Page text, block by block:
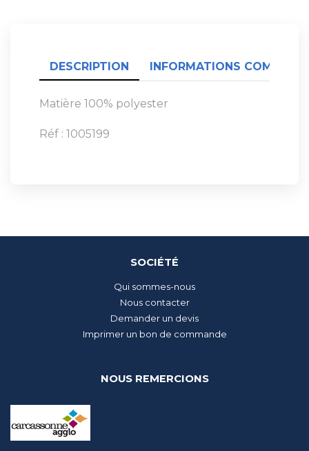
DESCRIPTION INFORMATIONS
Matière 100% polyester
Réf : 1005199
SOCIÉTÉ
Qui sommes-nous
Nous contacter
Demander un devis
Imprimer un bon de commande
NOUS REMERCIONS